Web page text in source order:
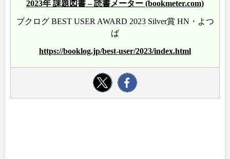
2023年 課題図書 – 読書メーター (bookmeter.com)
ブクログ BEST USER AWARD 2023 Silver賞 HN・よつ
ば
https://booklog.jp/best-user/2023/index.html